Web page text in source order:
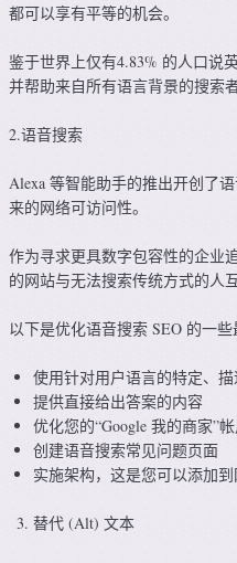
都可以享有平等的机会。
鉴于世界上仅有4.83% 的人口说
并帮助来自所有语言背景的搜索
2.语音搜索
Alexa 等智能助手的推出开创了
来的网络可访问性。
作为寻求更具数字包容性的企业
的网站与无法搜索传统方式的人
以下是优化语音搜索 SEO 的一些
使用针对用户语言的特定、
提供直接给出答案的内容
优化您的“Google 我的商家”帐
创建语音搜索常见问题页面
实施架构，这是您可以添加
替代 (Alt) 文本